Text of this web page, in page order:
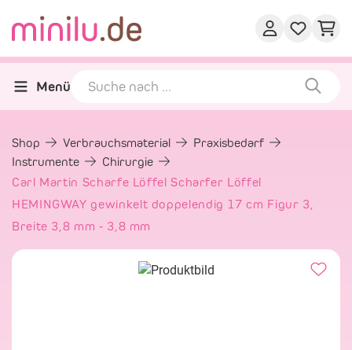
Menü
Shop Verbrauchsmaterial
Praxisbedarf
Instrumente
Chirurgie
Carl Martin Scharfe Löffel Scharfer Löffel
HEMINGWAY gewinkelt doppelendig 17 cm Figur 3,
Breite 3,8 mm - 3,8 mm